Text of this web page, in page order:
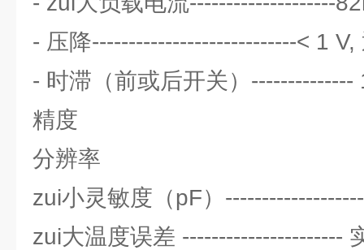
- 压降----------------------------< 1
- 时滞（前或后开关）--------------
精度
分辨率
zui小灵敏度（pF）
zui大温度误差 ----------------------